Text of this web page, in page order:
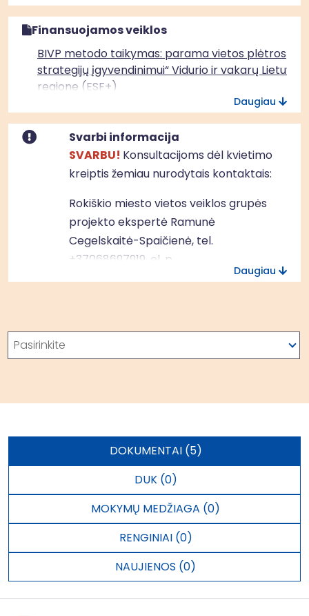
Finansuojamos veiklos
BIVP metodo taikymas: parama vietos plėtros
strategijų įgyvendinimui“ Vidurio ir vakarų Lietuvos
regione (ESF+)
Daugiau
Svarbi informacija
SVARBU! Konsultacijoms dėl kvietimo
kreiptis žemiau nurodytais kontaktais:
Rokiškio miesto vietos veiklos grupės
projekto ekspertė Ramunė
Cegelskaitė-Spaičienė, tel.
+37068697919 , el. p.
rokiskio.m.vvg@gmail.com
netiksli. Kvietimas finansuojamas
jam taikomas15 proc.kryžminis
Daugiau
Paieška
Pasirinkite
DOKUMENTAI (5)
DUK (0)
MOKYMŲ MEDŽIAGA (0)
RENGINIAI (0)
NAUJIENOS (0)